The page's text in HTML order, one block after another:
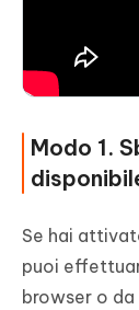
Modo 1.
Se hai
puoi
browser o